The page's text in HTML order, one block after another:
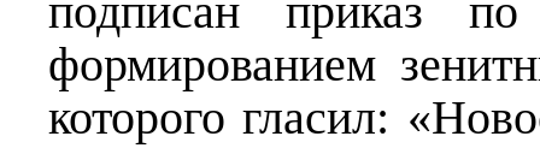
подписан приказ
формированием
которого гласил: